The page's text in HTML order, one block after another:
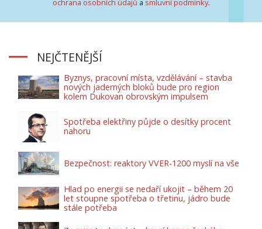
ochrana osobních údajů a smluvní podmínky.
NEJČTENĚJŠÍ
Byznys, pracovní místa, vzdělávání – stavba
nových jaderných bloků bude pro region
kolem Dukovan obrovským impulsem
Spotřeba elektřiny půjde o desítky procent
nahoru
Bezpečnost: reaktory VVER-1200 myslí na vše
Hlad po energii se nedaří ukojit – během 20
let stoupne spotřeba o třetinu, jádro bude
stále potřeba